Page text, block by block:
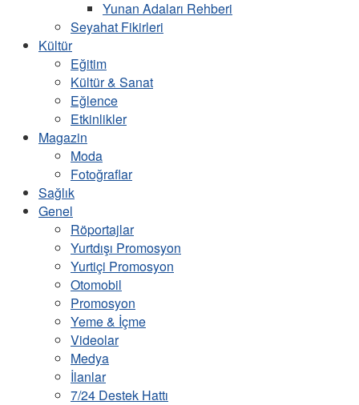
Yunan Adaları Rehberi
Seyahat Fikirleri
Kültür
Eğitim
Kültür & Sanat
Eğlence
Etkinlikler
Magazin
Moda
Fotoğraflar
Sağlık
Genel
Röportajlar
Yurtdışı Promosyon
Yurtiçi Promosyon
Otomobil
Promosyon
Yeme & İçme
Videolar
Medya
İlanlar
7/24 Destek Hattı